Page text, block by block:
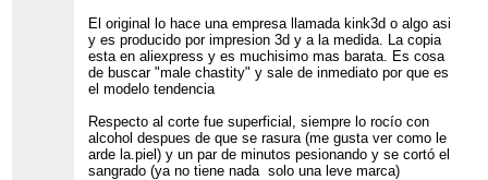
El original lo hace una empresa llamada kink3d o algo asi
y es producido por impresion 3d y a la medida. La copia
esta en aliexpress y es muchisimo mas barata. Es cosa
de buscar "male chastity" y sale de inmediato por que es
el modelo tendencia
Respecto al corte fue superficial, siempre lo rocío con
alcohol despues de que se rasura (me gusta ver como le
arde la.piel) y un par de minutos pesionando y se cortó el
sangrado (ya no tiene nada solo una leve marca)